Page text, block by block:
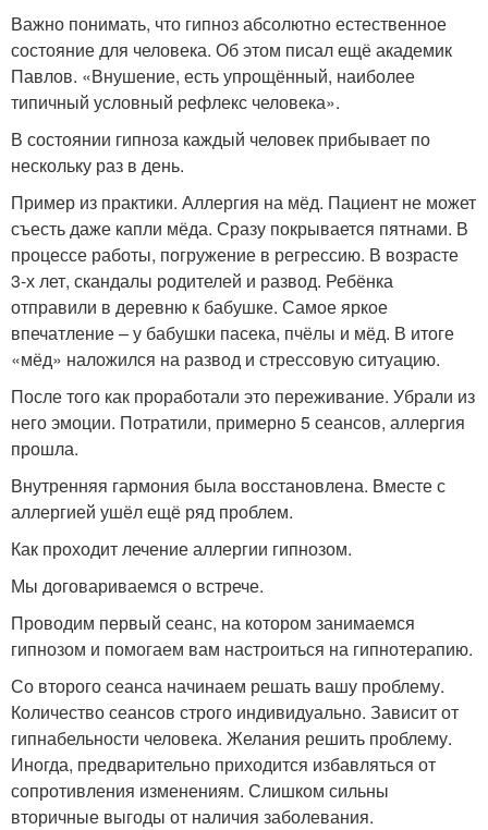
Важно понимать, что гипноз абсолютно естественное
состояние для человека. Об этом писал ещё академик
Павлов. «Внушение, есть упрощённый, наиболее
типичный условный рефлекс человека».
В состоянии гипноза каждый человек прибывает по
нескольку раз в день.
Пример из практики. Аллергия на мёд. Пациент не может
съесть даже капли мёда. Сразу покрывается пятнами. В
процессе работы, погружение в регрессию. В возрасте
3-х лет, скандалы родителей и развод. Ребёнка
отправили в деревню к бабушке. Самое яркое
впечатление – у бабушки пасека, пчёлы и мёд. В итоге
«мёд» наложился на развод и стрессовую ситуацию.
После того как проработали это переживание. Убрали из
него эмоции. Потратили, примерно 5 сеансов, аллергия
прошла.
Внутренняя гармония была восстановлена. Вместе с
аллергией ушёл ещё ряд проблем.
Как проходит лечение аллергии гипнозом.
Мы договариваемся о встрече.
Проводим первый сеанс, на котором занимаемся
гипнозом и помогаем вам настроиться на гипнотерапию.
Со второго сеанса начинаем решать вашу проблему.
Количество сеансов строго индивидуально. Зависит от
гипнабельности человека. Желания решить проблему.
Иногда, предварительно приходится избавляться от
сопротивления изменениям. Слишком сильны
вторичные выгоды от наличия заболевания.